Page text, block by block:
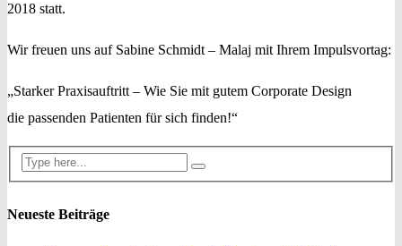
2018 statt.
Wir freuen uns auf Sabine Schmidt – Malaj mit Ihrem Impulsvortag:
„Starker Praxisauftritt – Wie Sie mit gutem Corporate Design
die passenden Patienten für sich finden!“
Neueste Beiträge